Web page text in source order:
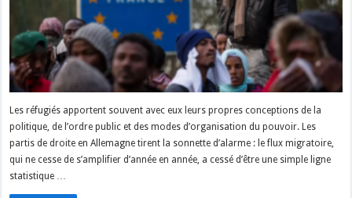
Les réfugiés apportent souvent avec eux leurs propres conceptions de la
politique, de l’ordre public et des modes d’organisation du pouvoir. Les
partis de droite en Allemagne tirent la sonnette d’alarme : le flux migratoire,
qui ne cesse de s’amplifier d’année en année, a cessé d’être une simple ligne
statistique …